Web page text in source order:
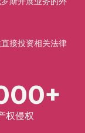
接投资相关法律
权侵权